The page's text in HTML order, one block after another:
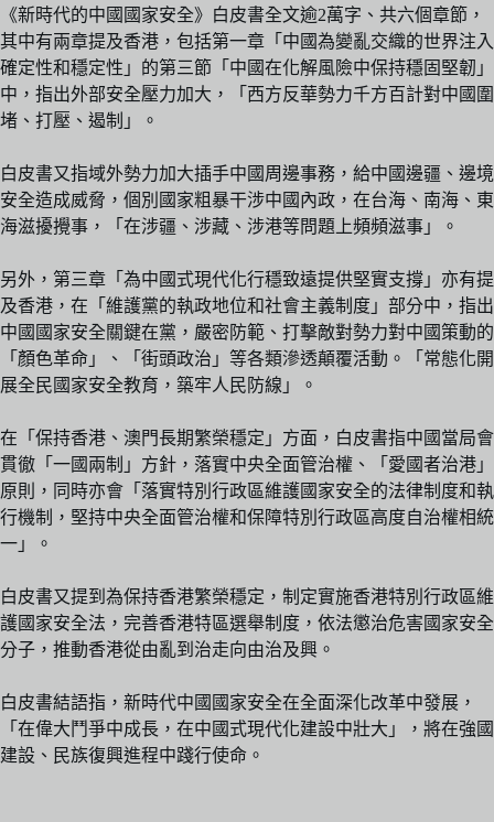
《新時代的中國國家安全》白皮書全文逾2萬字、共六個章節，
其中有兩章提及香港，包括第一章「中國為變亂交織的世界注入
確定性和穩定性」的第三節「中國在化解風險中保持穩固堅韌」
中，指出外部安全壓力加大，「西方反華勢力千方百計對中國圍
堵、打壓、遏制」。
白皮書又指域外勢力加大插手中國周邊事務，給中國邊疆、邊境
安全造成威脅，個別國家粗暴干涉中國內政，在台海、南海、東
海滋擾攪事，「在涉疆、涉藏、涉港等問題上頻頻滋事」。
另外，第三章「為中國式現代化行穩致遠提供堅實支撐」亦有提
及香港，在「維護黨的執政地位和社會主義制度」部分中，指出
中國國家安全關鍵在黨，嚴密防範、打擊敵對勢力對中國策動的
「顏色革命」、「街頭政治」等各類滲透顛覆活動。「常態化開
展全民國家安全教育，築牢人民防線」。
在「保持香港、澳門長期繁榮穩定」方面，白皮書指中國當局會
貫徹「一國兩制」方針，落實中央全面管治權、「愛國者治港」
原則，同時亦會「落實特別行政區維護國家安全的法律制度和執
行機制，堅持中央全面管治權和保障特別行政區高度自治權相統
一」。
白皮書又提到為保持香港繁榮穩定，制定實施香港特別行政區維
護國家安全法，完善香港特區選舉制度，依法懲治危害國家安全
分子，推動香港從由亂到治走向由治及興。
白皮書結語指，新時代中國國家安全在全面深化改革中發展，
「在偉大鬥爭中成長，在中國式現代化建設中壯大」，將在強國
建設、民族復興進程中踐行使命。